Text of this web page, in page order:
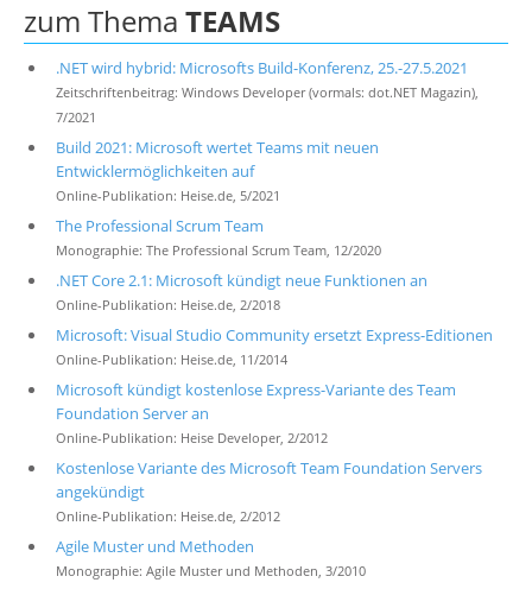
zum Thema TEAMS
.NET wird hybrid: Microsofts Build-Konferenz, 25.-27.5.2021
Zeitschriftenbeitrag: Windows Developer (vormals: dot.NET Magazin),
7/2021
Build 2021: Microsoft wertet Teams mit neuen
Entwicklermöglichkeiten auf
Online-Publikation: Heise.de, 5/2021
The Professional Scrum Team
Monographie: The Professional Scrum Team, 12/2020
.NET Core 2.1: Microsoft kündigt neue Funktionen an
Online-Publikation: Heise.de, 2/2018
Microsoft: Visual Studio Community ersetzt Express-Editionen
Online-Publikation: Heise.de, 11/2014
Microsoft kündigt kostenlose Express-Variante des Team
Foundation Server an
Online-Publikation: Heise Developer, 2/2012
Kostenlose Variante des Microsoft Team Foundation Servers
angekündigt
Online-Publikation: Heise.de, 2/2012
Agile Muster und Methoden
Monographie: Agile Muster und Methoden, 3/2010